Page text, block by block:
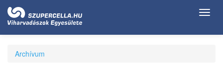
Ugrás
tartalomra
Archívum